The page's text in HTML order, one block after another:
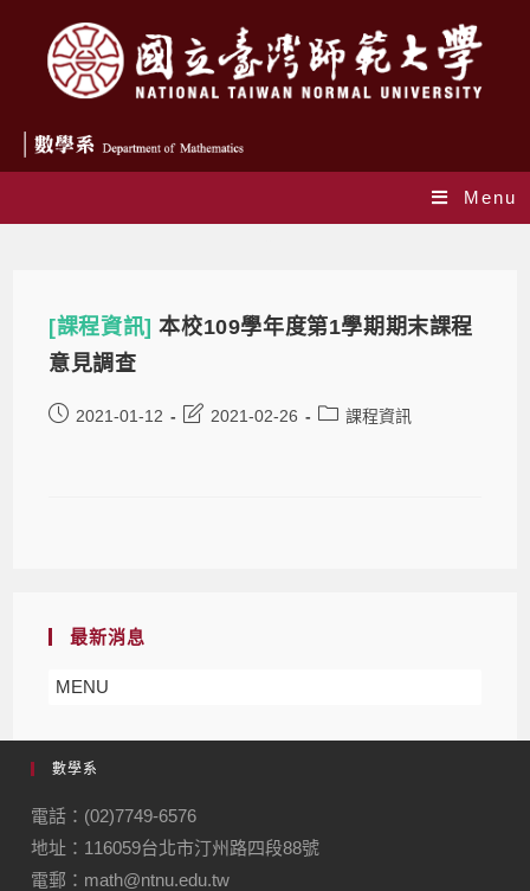
Menu
[課程資訊]本校109學年度第1學期期末課程
意見調查
2021-01-12 2021-02-26 課程資訊
最新消息
MENU
數學系
電話：(02)7749-6576
地址：116059台北市汀州路四段88號
電郵：math@ntnu.edu.tw